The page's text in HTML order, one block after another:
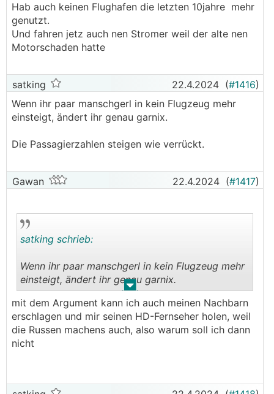
Hab auch keinen Flughafen die letzten 10jahre mehr
genutzt.
Und fahren jetz auch nen Stromer weil der alte nen
Motorschaden hatte
satking 22.4.2024 (#1416)
Wenn ihr paar manschgerl in kein Flugzeug mehr
einsteigt, ändert ihr genau garnix.
Die Passagierzahlen steigen wie verrückt.
Gawan 22.4.2024 (#1417)
. .
satking schrieb:
Wenn ihr paar manschgerl in kein Flugzeug mehr
einsteigt, ändert ihr genau garnix.
Die Passagierzahlen steigen wie verrückt.
mit dem Argument kann ich auch meinen Nachbarn
erschlagen und mir seinen HD-Fernseher holen, weil
die Russen machens auch, also warum soll ich dann
nicht